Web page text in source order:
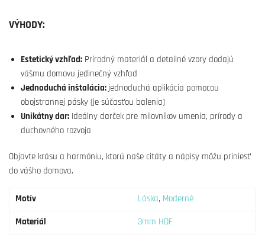
VÝHODY:
Estetický vzhľad: Prírodný materiál a detailné vzory dodajú
vášmu domovu jedinečný vzhľad
Jednoduchá inštalácia: jednoduchá aplikácia pomocou
obojstrannej pásky (je súčasťou balenia)
Unikátny dar: Ideálny darček pre milovníkov umenia, prírody a
duchovného rozvoja
Objavte krásu a harmóniu, ktorú naše citáty a nápisy môžu priniesť
do vášho domova.
Motív Láska, Moderné
Materiál 3mm HDF